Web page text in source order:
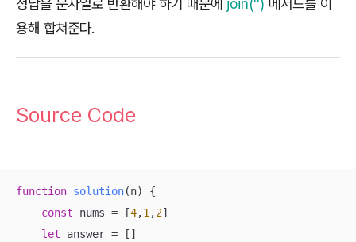
용해 합쳐준다.
Source Code
function solution(n) {
const nums = [4,1 ,2]
let answer = []